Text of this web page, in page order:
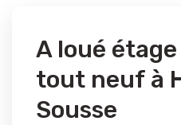
A loué
tout neuf à
Sousse